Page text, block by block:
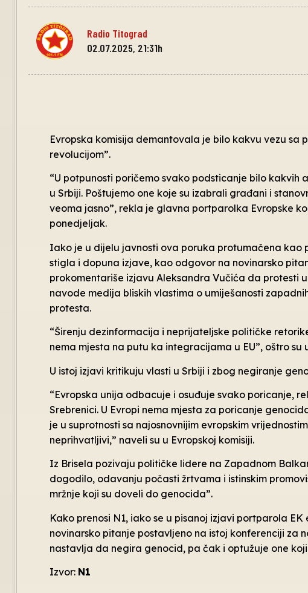
Radio Titograd
02.07.2025, 21:31h
Evropska komisija demantovala je bilo kakvu vezu sa
revolucijom”.
“U potpunosti poričemo svako podsticanje bilo
u Srbiji. Poštujemo one koje su izabrali građani i
veoma jasno”, rekla je glavna portparolka Evropske
ponedjeljak.
Iako je u dijelu javnosti ova poruka protumačena kao
stigla i dopuna izjave, kao odgovor na novinarsko
prokomentariše izjavu Aleksandra Vučića da protesti
navode medija bliskih vlastima o umiješanosti
protesta.
“Širenju dezinformacija i neprijateljske političke
nema mjesta na putu ka integracijama u EU”, oštro su
U istoj izjavi kritikuju vlasti u Srbiji i zbog negiranje
“Evropska unija odbacuje i osuđuje svako poricanje,
Srebrenici. U Evropi nema mjesta za poricanje
je u suprotnosti sa najosnovnijim evropskim
neprihvatljivi,” naveli su u Evropskoj komisiji.
Iz Brisela pozivaju političke lidere na Zapadnom
dogodilo, odavanju počasti žrtvama i istinskim
mržnje koji su doveli do genocida”.
Kako prenosi N1, iako se u pisanoj izjavi portparola
novinarsko pitanje postavljeno na istoj konferenciji za
nastavlja da negira genocid, pa čak i optužuje one
Izvor: N1